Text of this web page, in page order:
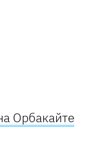
Орбакайте